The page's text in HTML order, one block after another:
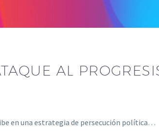
AL
en una estrategia de persecución política…